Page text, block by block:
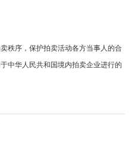
秩序，保护拍卖活动各方当事人的合
中华人民共和国境内拍卖企业进行的